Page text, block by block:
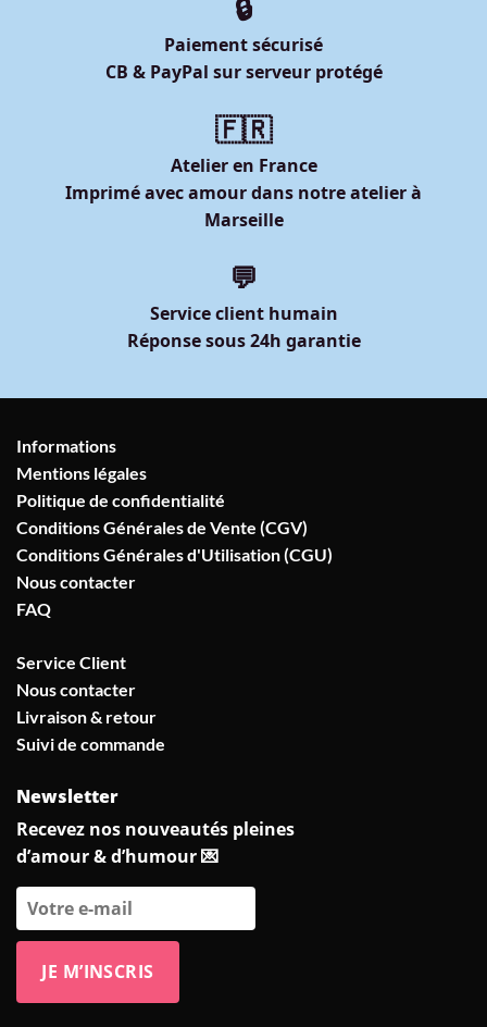
🔒
Paiement sécurisé
CB & PayPal sur serveur protégé
🇫🇷
Atelier en France
Imprimé avec amour dans notre atelier à
Marseille
💬
Service client humain
Réponse sous 24h garantie
Informations
Mentions légales
Politique de confidentialité
Conditions Générales de Vente (CGV)
Conditions Générales d'Utilisation (CGU)
Nous contacter
FAQ
Service Client
Nous contacter
Livraison & retour
Suivi de commande
Newsletter
Recevez nos nouveautés pleines
d’amour & d’humour 💌